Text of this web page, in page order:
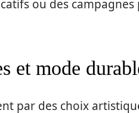
ou des
et mode
par des choix